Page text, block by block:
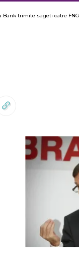
Bank trimite sageti catre